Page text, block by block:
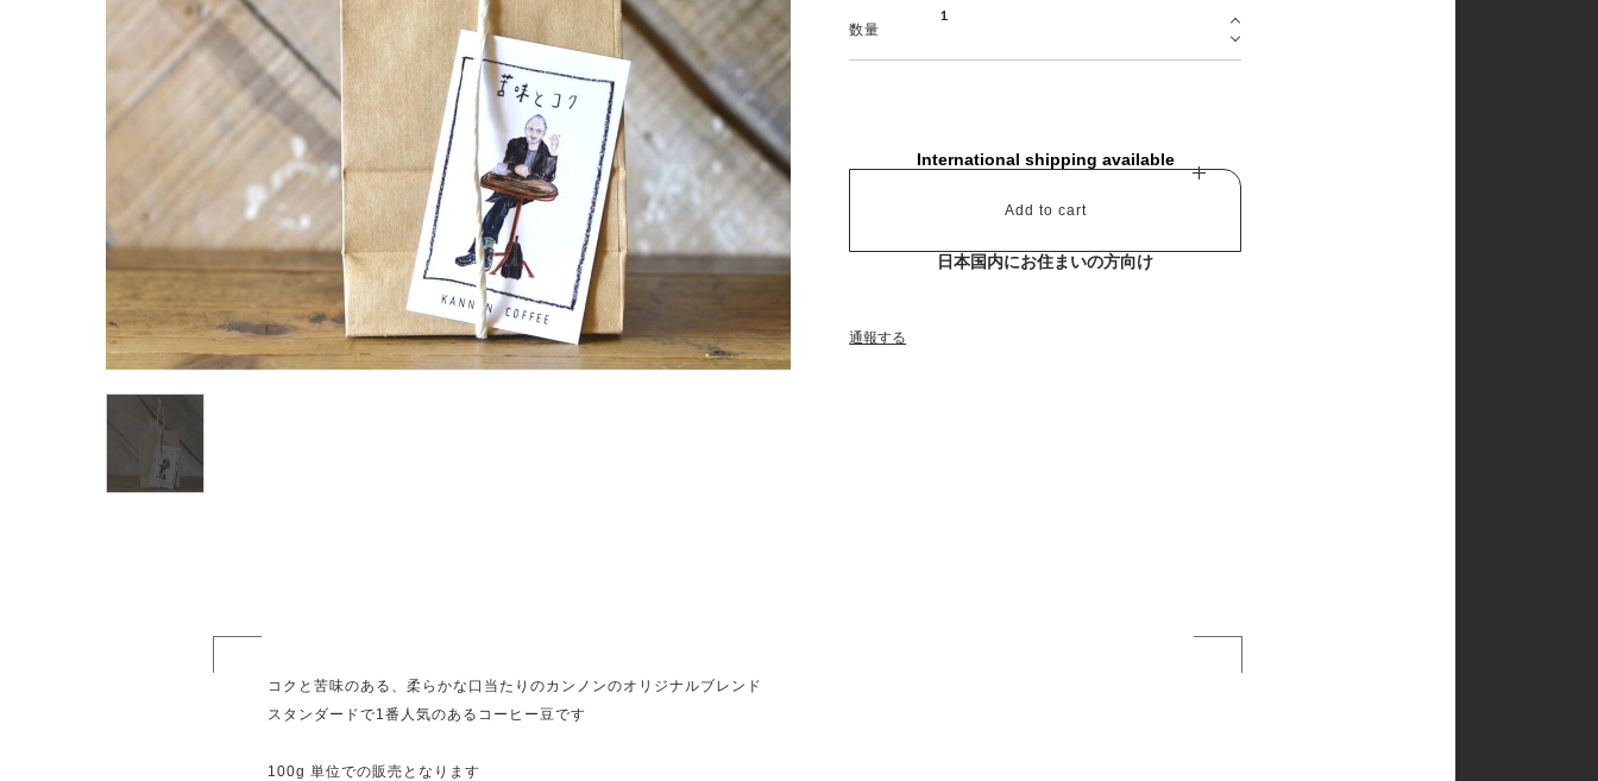
数量
International shipping available
Add to cart
日本国内にお住まいの方向け
通報する
コクと苦味のある、柔らかな口当たりのカンノンのオリジナルブレンド
スタンダードで1番人気のあるコーヒー豆です
100g 単位での販売となります